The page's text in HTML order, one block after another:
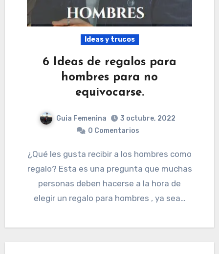
Ideas y trucos
6 Ideas de regalos para
hombres para no
equivocarse.
Guia Femenina
3 octubre, 2022
0 Comentarios
¿Qué les gusta recibir a los hombres como
regalo? Esta es una pregunta que muchas
personas deben hacerse a la hora de
elegir un regalo para hombres , ya sea…